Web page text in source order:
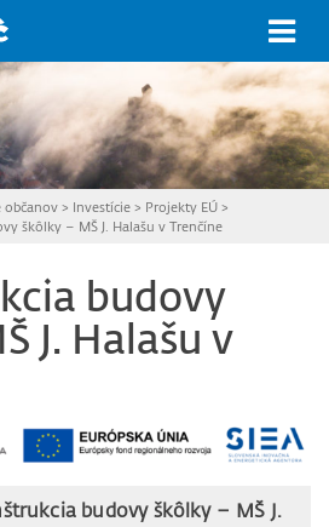
občanov> Investície > Projekty EÚ >
škôlky – MŠ J. Halašu v Trenčíne
budovy
J. Halašu v
budovy škôlky – MŠ J.